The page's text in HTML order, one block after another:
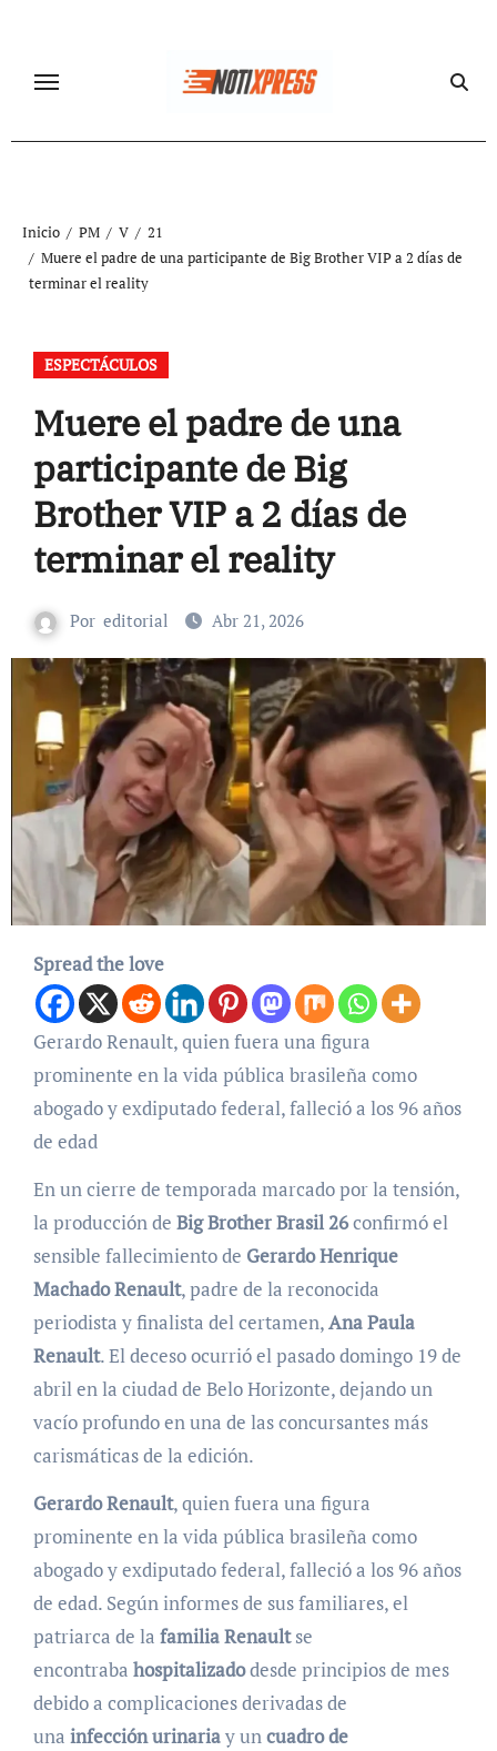
contenido
Inicio PM V
21
Muere el padre de una participante de Big Brother VIP a 2 días de
terminar el reality
ESPECTÁCULOS
Muere el padre de una
participante de Big
Brother VIP a 2 días de
terminar el reality
Por editorial Abr 21, 2026
Spread the love
Gerardo Renault, quien fuera una figura
prominente en la vida pública brasileña como
abogado y exdiputado federal, falleció a los 96 años
de edad
En un cierre de temporada marcado por la tensión,
la producción de Big Brother Brasil 26confirmó el
sensible fallecimiento de Gerardo Henrique
Machado Renault, padre de la reconocida
periodista y finalista del certamen,Ana Paula
Renault. El deceso ocurrió el pasado domingo 19 de
abril en la ciudad de Belo Horizonte, dejando un
vacío profundo en una de las concursantes más
carismáticas de la edición.
Gerardo Renault, quien fuera una figura
prominente en la vida pública brasileña como
abogado y exdiputado federal, falleció a los 96 años
de edad. Según informes de sus familiares, el
patriarca de la familia Renaultse
encontraba hospitalizadodesde principios de mes
debido a complicaciones derivadas de
una infección urinariay uncuadro de